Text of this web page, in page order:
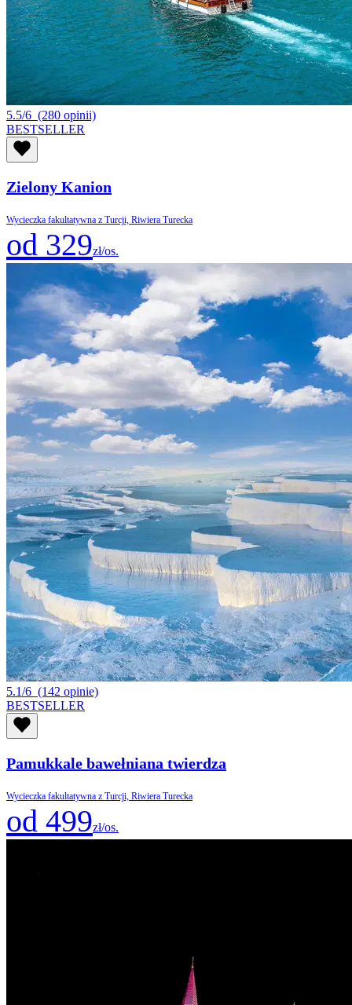
5.5/6 (280 opinii)
BESTSELLER
Zielony Kanion
Wycieczka fakultatywna z Turcji, Riwiera Turecka
od 329zł/os.
5.1/6 (142 opinie)
BESTSELLER
Pamukkale bawełniana twierdza
Wycieczka fakultatywna z Turcji, Riwiera Turecka
od 499zł/os.